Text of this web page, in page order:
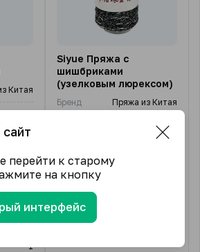
Китая
Китай
300,00
50 г
1
Siyue Пряжа с
шишбриками
(узелковым люрексом)
Бренд Пряжа из Китая
Китай
Вес, г:
Полиэстер, люрекс,
перейти к старому
на кнопку
интерфейс